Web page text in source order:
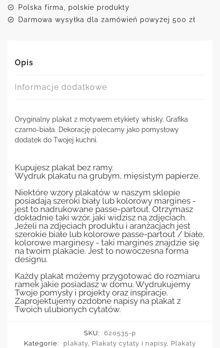
Polska firma, polskie produkty
Darmowa wysyłka dla zamówień powyżej 500 zł
Opis
Informacje dodatkowe
Oryginalny plakat z motywem etykiety whisky. Grafika
czarno-biała. Dekorację polecamy jako pomysłowy
dodatek do Twojej kuchni.
Kupujesz plakat bez ramy.
Wydruk plakatu na grubym, mięsistym papierze.
Niektóre wzory plakatów w naszym sklepie
posiadają szeroki biały lub kolorowy margines -
jest to nadrukowane passe-partout. Otrzymasz
dokładnie taki wzór, jaki widzisz na zdjęciach.
Jeżeli na zdjęciach produktu i aranżacjach jest
szerokie białe lub kolorowe passe-partout / białe,
kolorowe marginesy - taki margines znajdzie się
na twoim plakacie. Jest to nowoczesna forma
designu.
Każdy plakat możemy przygotować do rozmiaru
ramek jakie posiadasz w domu. Wydrukujemy
Twoje pomysły i projekty oraz inspiracje.
Zaprojektujemy ozdobne napisy na plakat z
Twoich ulubionych cytatów.
SKU:
620535-p
Kategorie:
plakaty, Plakaty cytaty i napisy, Plakaty